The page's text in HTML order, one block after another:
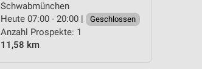
Schwabmünchen
Heute 07:00 - 20:00 |
Geschlossen
Anzahl Prospekte: 1
11,58 km